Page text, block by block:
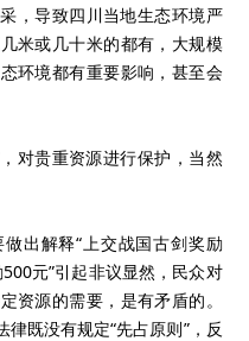
，导致四川当地生态环境严
米或几十米的都有，大规模
环境都有重要影响，甚至会
对贵重资源进行保护，当然
出解释“上交战国古剑奖励
元”引起非议显然，民众对
资源的需要，是有矛盾的。
既没有规定“先占原则”，反